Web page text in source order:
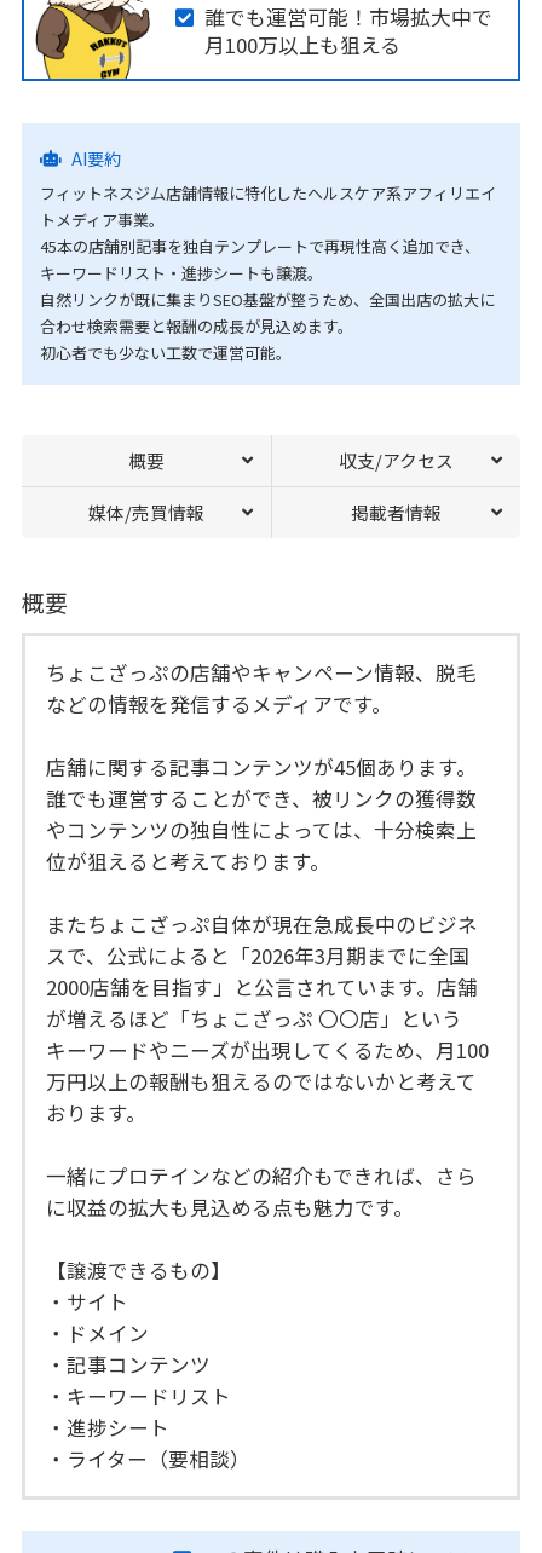
誰でも運営可能！市場拡大中で
月100万以上も狙える
AI要約
フィットネスジム店舗情報に特化したヘルスケア系アフィリエイ
トメディア事業。
45本の店舗別記事を独自テンプレートで再現性高く追加でき、
キーワードリスト・進捗シートも譲渡。
自然リンクが既に集まりSEO基盤が整うため、全国出店の拡大に
合わせ検索需要と報酬の成長が見込めます。
初心者でも少ない工数で運営可能。
概要 収支/アクセス
媒体/売買情報 掲載者情報
概要
ちょこざっぷの店舗やキャンペーン情報、脱毛
などの情報を発信するメディアです。
店舗に関する記事コンテンツが45個あります。
誰でも運営することができ、被リンクの獲得数
やコンテンツの独自性によっては、十分検索上
位が狙えると考えております。
またちょこざっぷ自体が現在急成長中のビジネ
スで、公式によると「2026年3月期までに全国
2000店舗を目指す」と公言されています。店舗
が増えるほど「ちょこざっぷ 〇〇店」という
キーワードやニーズが出現してくるため、月100
万円以上の報酬も狙えるのではないかと考えて
おります。
一緒にプロテインなどの紹介もできれば、さら
に収益の拡大も見込める点も魅力です。
【譲渡できるもの】
・サイト
・ドメイン
・記事コンテンツ
・キーワードリスト
・進捗シート
・ライター（要相談）